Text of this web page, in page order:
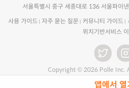
앱에서 열
서울특별시 중구 세종대로 136 서울파이
사용 가이드 자주 묻는 질문 커뮤니티 가이드
위치기반서비스
Copyright © 2026 Polle Inc.